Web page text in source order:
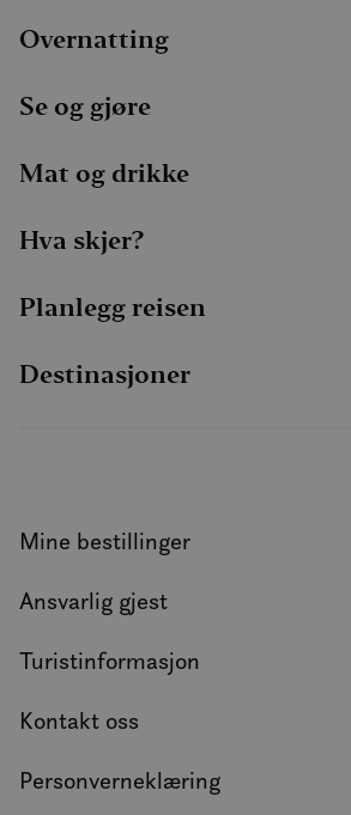
Overnatting
Se og gjøre
Mat og drikke
Hva skjer?
Planlegg reisen
Destinasjoner
Mine bestillinger
Ansvarlig gjest
Turistinformasjon
Kontakt oss
Personverneklæring